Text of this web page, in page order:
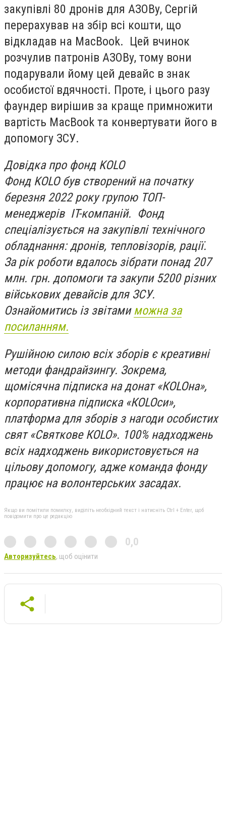
закупівлі 80 дронів для АЗОВу, Сергій
перерахував на збір всі кошти, що
відкладав на MacBook. Цей вчинок
розчулив патронів АЗОВу, тому вони
подарували йому цей девайс в знак
особистої вдячності. Проте, і цього разу
фаундер вирішив за краще примножити
вартість MacBook та конвертувати його в
допомогу ЗСУ.
Довідка про фонд KOLO
Фонд KOLO був створений на початку
березня 2022 року групою ТОП-
менеджерів IT-компаній. Фонд
спеціалізується на закупівлі технічного
обладнання: дронів, тепловізорів, рації.
За рік роботи вдалось зібрати понад 207
млн. грн. допомоги та закупи 5200 різних
військових девайсів для ЗСУ.
Ознайомитись із звітамиможна за
посиланням.
Рушійною силою всіх зборів є креативні
методи фандрайзингу. Зокрема,
щомісячна підписка на донат «КOLOна»,
корпоративна підписка «КOLOси»,
платформа для зборів з нагоди особистих
свят «Святкове КOLO». 100% надходжень
всіх надходжень використовується на
цільову допомогу, адже команда фонду
працює на волонтерських засадах.
Якщо ви помітили помилку, виділіть необхідний текст і натисніть Ctrl + Enter, щоб
повідомити про це редакцію
0,0
Авторизуйтесь, щоб оцінити